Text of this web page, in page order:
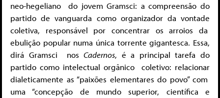
neo-hegelianodo jovem Gramsci: a compreensão do
partido de vanguarda como organizadorda vontade
coletiva, responsável por concentrar os arroios da
ebulição popular numa única torrente gigantesca. Essa,
dirá Gramsci nosCadernos, é a principal tarefa do
partido como intelectual orgânico coletivo: relacionar
dialeticamente as “paixões elementares do povo” com
uma “concepção de mundo superior, científica e